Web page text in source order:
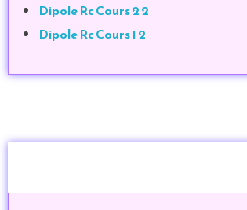
Dipole Rc Cours 2 2
Dipole Rc Cours 1 2